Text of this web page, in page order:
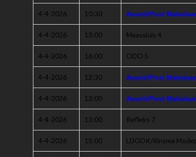
4-4-2026 10:30 Avanti/Post
4-4-2026 13:00 Maassluis 4
4-4-2026 16:00 ODO 5
4-4-2026 12:30 Avanti/Post
4-4-2026 12:00 Avanti/Post
4-4-2026 13:00 Refleks 7
4-4-2026 15:00 LDODK/Rinsma